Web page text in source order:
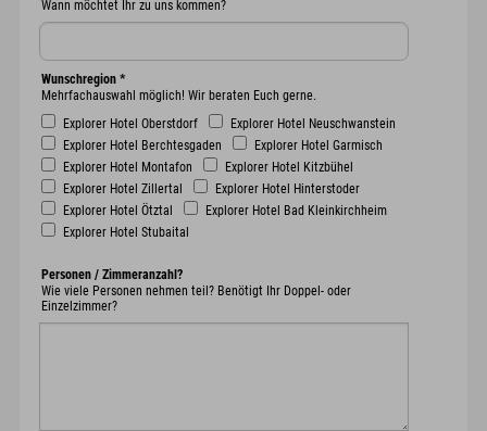
Wann möchtet Ihr zu uns kommen?
Wunschregion *
Mehrfachauswahl möglich! Wir beraten Euch gerne.
Explorer Hotel Oberstdorf
Explorer Hotel Neuschwanstein
Explorer Hotel Berchtesgaden
Explorer Hotel Garmisch
Explorer Hotel Montafon
Explorer Hotel Kitzbühel
Explorer Hotel Zillertal
Explorer Hotel Hinterstoder
Explorer Hotel Ötztal
Explorer Hotel Bad Kleinkirchheim
Explorer Hotel Stubaital
Personen / Zimmeranzahl?
Wie viele Personen nehmen teil? Benötigt Ihr Doppel- oder
Einzelzimmer?